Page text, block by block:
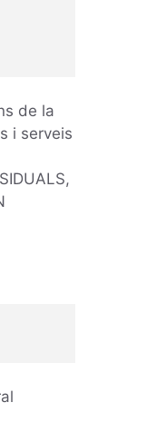
de la
i serveis